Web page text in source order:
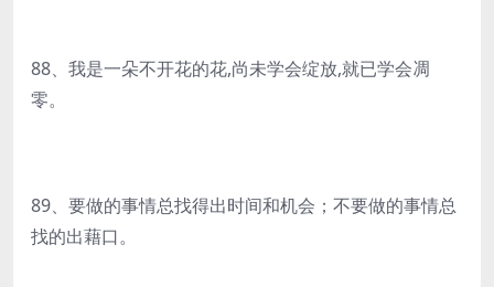
88、我是一朵不开花的花,尚未学会绽放,就已学会凋
零。
89、要做的事情总找得出时间和机会；不要做的事情总
找的出藉口。